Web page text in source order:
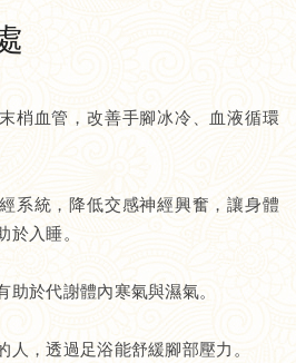
梢血管，改善手腳冰冷、血液循環
系統，降低交感神經興奮，讓身體
於入睡。
助於代謝體內寒氣與濕氣。
人，透過足浴能舒緩腳部壓力。